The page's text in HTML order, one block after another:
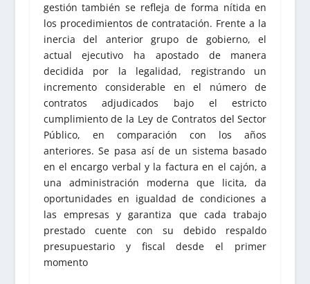
gestión también se refleja de forma nítida en
los procedimientos de contratación. Frente a la
inercia del anterior grupo de gobierno, el
actual ejecutivo ha apostado de manera
decidida por la legalidad, registrando un
incremento considerable en el número de
contratos adjudicados bajo el estricto
cumplimiento de la Ley de Contratos del Sector
Público, en comparación con los años
anteriores. Se pasa así de un sistema basado
en el encargo verbal y la factura en el cajón, a
una administración moderna que licita, da
oportunidades en igualdad de condiciones a
las empresas y garantiza que cada trabajo
prestado cuente con su debido respaldo
presupuestario y fiscal desde el primer
momento